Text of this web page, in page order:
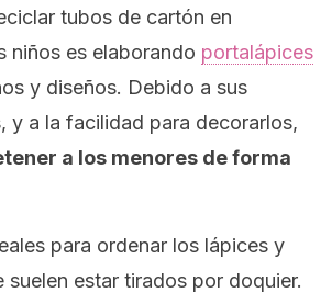
tubos de cartón en
niños es elaborando portalápices
y diseños. Debido a sus
y a la facilidad para decorarlos,
a los menores de forma
para ordenar los lápices y
suelen estar tirados por doquier.